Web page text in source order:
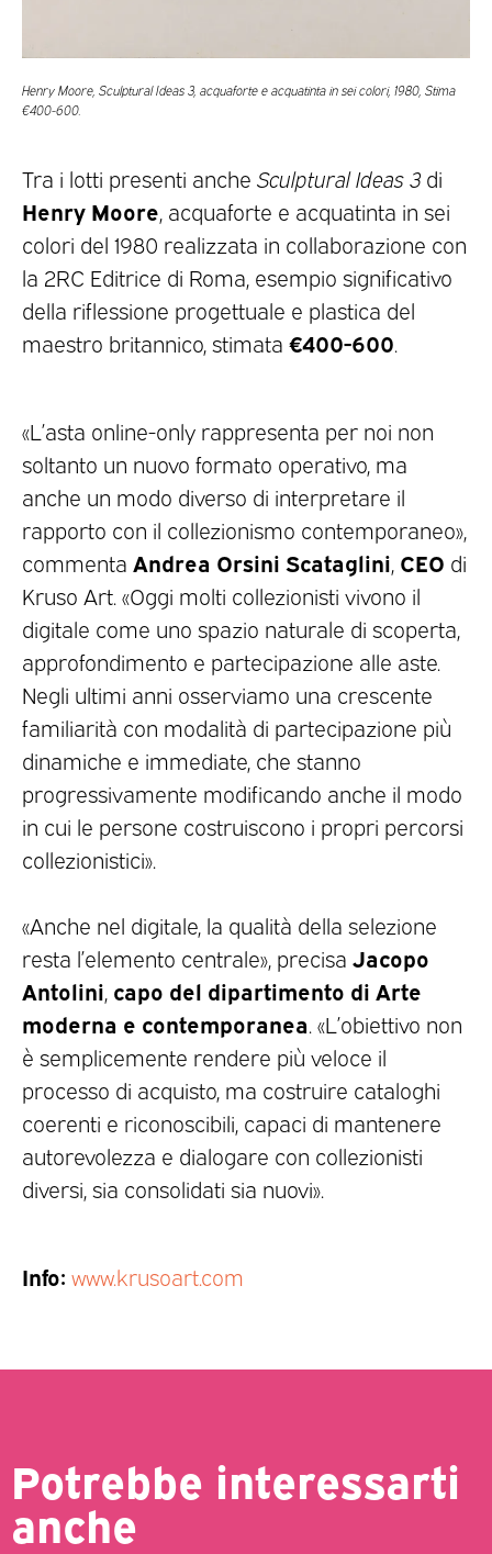
Henry Moore, Sculptural Ideas 3, acquaforte e acquatinta in sei colori, 1980, Stima
€400-600.
Tra i lotti presenti anche Sculptural Ideas 3 di
Henry Moore , acquaforte e acquatinta in sei
colori del 1980 realizzata in collaborazione con
la 2RC Editrice di Roma, esempio significativo
della riflessione progettuale e plastica del
maestro britannico, stimata €400-600
«L’asta online-only rappresenta per noi non
soltanto un nuovo formato operativo, ma
anche un modo diverso di interpretare il
rapporto con il collezionismo contemporaneo»,
commenta Andrea Orsini Scataglini CEO di
Kruso Art. «Oggi molti collezionisti vivono il
digitale come uno spazio naturale di scoperta,
approfondimento e partecipazione alle aste.
Negli ultimi anni osserviamo una crescente
familiarità con modalità di partecipazione più
dinamiche e immediate, che stanno
progressivamente modificando anche il modo
in cui le persone costruiscono i propri percorsi
collezionistici».
«Anche nel digitale, la qualità della selezione
resta l’elemento centrale», precisa Jacopo
Antolini capo del dipartimento di Arte
moderna e contemporanea . «L’obiettivo non
è semplicemente rendere più veloce il
processo di acquisto, ma costruire cataloghi
coerenti e riconoscibili, capaci di mantenere
autorevolezza e dialogare con collezionisti
diversi, sia consolidati sia nuovi».
Info: www.krusoart.com
Potrebbe interessarti
anche